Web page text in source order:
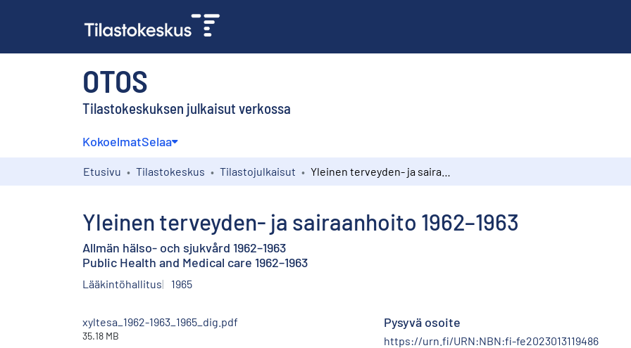
OTOS
Tilastokeskuksen julkaisut verkossa
KokoelmatSelaa
Etusivu Tilastokeskus Tilastojulkaisut
Yleinen terveyden- ja sairaanhoito 1962–1963
Allmän hälso- och sjukvård 1962–1963
Public Health and Medical care 1962–1963
Lääkintöhallitus 1965
xyltesa_1962-1963_1965_dig.pdf
35.18 MB
Pysyvä osoite
https://urn.fi/URN:NBN:fi-fe2023013119486